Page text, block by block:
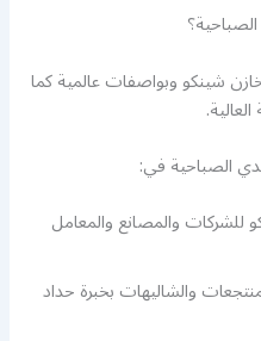
شينكو وبواصفات عالمية كما
الصباحية في:
والمصانع والمعامل
والشاليهات بخبرة حداد